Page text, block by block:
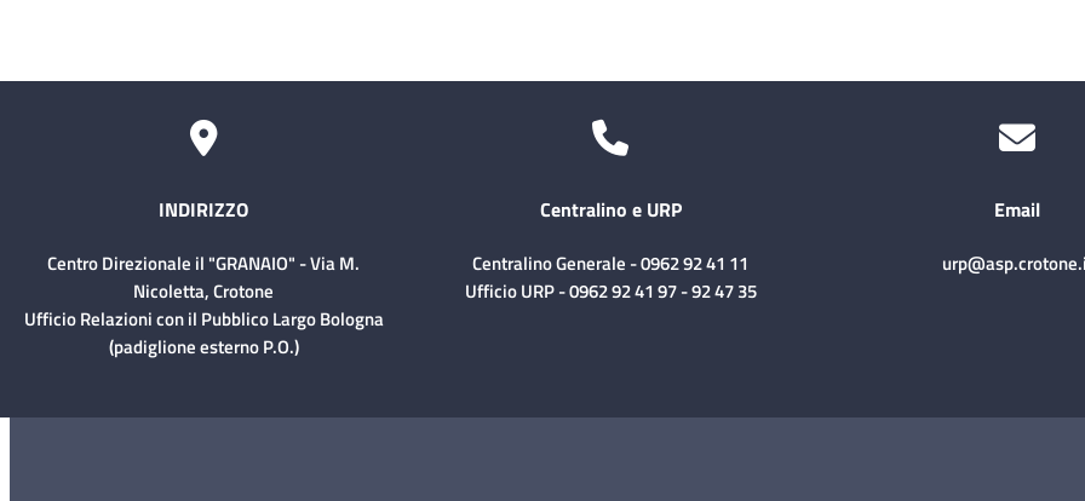
INDIRIZZO
Centro Direzionale il "GRANAIO" - Via M.
Nicoletta, Crotone
Ufficio Relazioni con il Pubblico Largo Bologna
(padiglione esterno P.O.)
Centralino e URP
Centralino Generale - 0962 92 41 11
Ufficio URP - 0962 92 41 97 - 92 47 35
Email